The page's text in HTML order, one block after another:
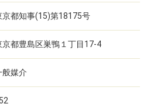
京都知事(15)第18175号
京都豊島区巣鴨１丁目17-4
般媒介